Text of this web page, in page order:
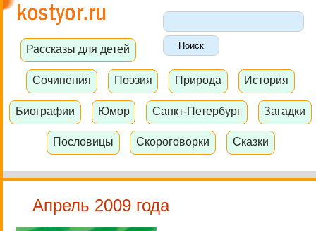
Рассказы для детей
Сочинения Поэзия Природа История
Биографии Юмор Санкт-Петербург Загадки
Пословицы Скороговорки Сказки
Апрель 2009 года